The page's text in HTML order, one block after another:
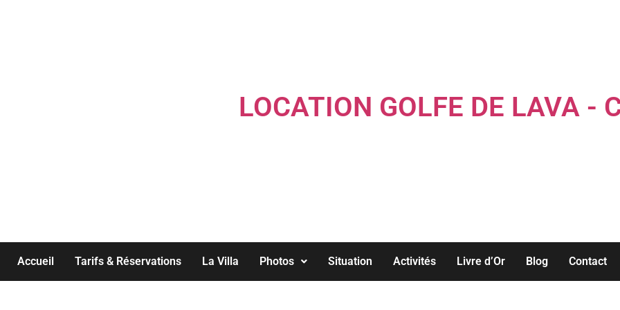
LOCATION GOLFE DE LAVA -
Accueil Tarifs & Réservations La Villa Photos Situation Activités Livre d’Or Blog Contact